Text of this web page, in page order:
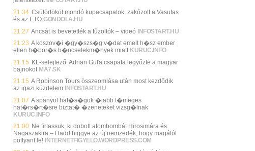
21:34 Csütörtököt mondó kupacsapatok: zakózott a Vasutas
és az ETO GONDOLA.HU
21:27 Ancsát is bevetették a tűzoltók – videó INFOSTART.HU
21:23 A koszov�i �gy�szs�g v�dat emelt h�sz ember
ellen h�bor�s b�ncselekm�nyek miatt KURUC.INFO
21:15 KL-selejtező: Adrian Guľa csapata legyőzte a magyar
bajnokot MA7.SK
21:15 A Robinson Tours összeomlása után most kezdődik
az igazi küzdelem INFOSTART.HU
21:07 A spanyol hat�s�gok �jabb t�meges
hat�rs�rt�sre biztat� �zeneteket vizsg�lnak
KURUC.INFO
21:00 Ne firtassuk, ki dobott atombombát Hirosimára és
Nagaszakira – Hadd higgye az új nemzedék, hogy magától
pottyant le! INTERNETFIGYELO.WORDPRESS.COM